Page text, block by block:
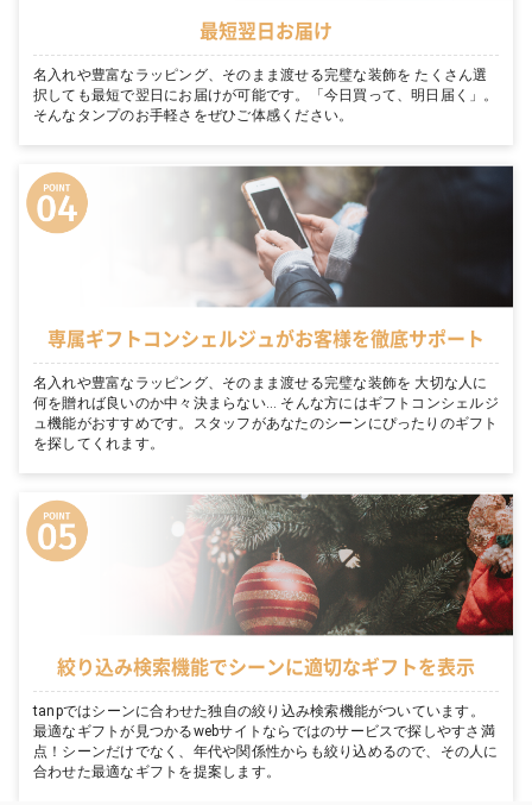
最短翌日お届け
名入れや豊富なラッピング、そのまま渡せる完璧な装飾を たくさん選
択しても最短で翌日にお届けが可能です。「今日買って、明日届く」。
そんなタンプのお手軽さをぜひご体感ください。
専属ギフトコンシェルジュがお客様を徹底サポート
名入れや豊富なラッピング、そのまま渡せる完璧な装飾を 大切な人に
何を贈れば良いのか中々決まらない… そんな方にはギフトコンシェルジ
ュ機能がおすすめです。スタッフがあなたのシーンにぴったりのギフト
を探してくれます。
絞り込み検索機能でシーンに適切なギフトを表示
tanpではシーンに合わせた独自の絞り込み検索機能がついています。
最適なギフトが見つかるwebサイトならではのサービスで探しやすさ満
点！シーンだけでなく、年代や関係性からも絞り込めるので、その人に
合わせた最適なギフトを提案します。